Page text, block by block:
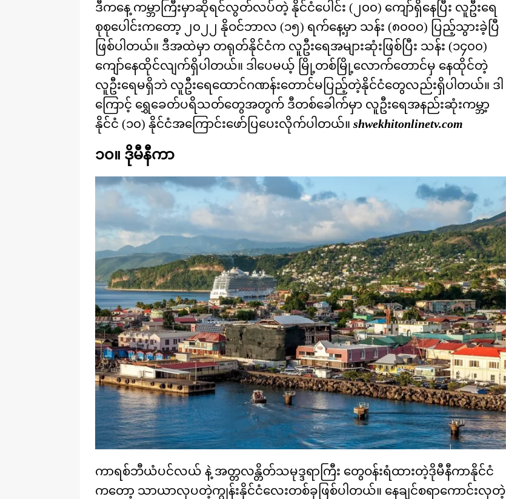
ဒီကနေ့ ကမ္ဘာကြီးမှာဆိုရင်လွတ်လပ်တဲ့ နိုင်ငံပေါင်း (၂၀၀) ကျော်ရှိနေပြီး လူဦးရေ
စုစုပေါင်းကတော့ ၂၀၂၂ နိုဝင်ဘာလ (၁၅) ရက်နေ့မှာ သန်း (၈၀၀၀) ပြည့်သွားခဲ့ပြီ
ဖြစ်ပါတယ်။ ဒီအထဲမှာ တရုတ်နိုင်ငံက လူဦးရေအများဆုံးဖြစ်ပြီး သန်း (၁၄၀၀)
ကျော်နေထိုင်လျက်ရှိပါတယ်။ ဒါပေမယ့် မြို့တစ်မြို့လောက်တောင်မှ နေထိုင်တဲ့
လူဦးရေမရှိဘဲ လူဦးရေထောင်ဂဏန်းတောင်မပြည့်တဲ့နိုင်ငံတွေလည်းရှိပါတယ်။ ဒါ
ကြောင့် ရွှေခေတ်ပရိသတ်တွေအတွက် ဒီတစ်ခေါက်မှာ လူဦးရေအနည်းဆုံးကမ္ဘာ့
နိုင်ငံ (၁၀) နိုင်ငံအကြောင်းဖော်ပြပေးလိုက်ပါတယ်။ shwekhitonlinetv.com
၁၀။ ဒိုမီနီကာ
ကာရစ်ဘီယံပင်လယ် နဲ့ အတ္တလန္တိတ်သမုဒ္ဒရာကြီး တွေဝန်းရံထားတဲ့ဒိုမီနီကာနိုင်ငံ
ကတော့ သာယာလှပတဲ့ကျွန်းနိုင်ငံလေးတစ်ခုဖြစ်ပါတယ်။ နေချင်စရာကောင်းလှတဲ့